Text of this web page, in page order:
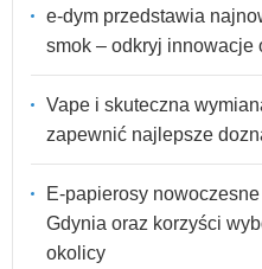
e-dym przedstawia
smok – odkryj innowacje
Vape i skuteczna
zapewnić najlepsze
E-papierosy
Gdynia oraz korzyści
okolicy